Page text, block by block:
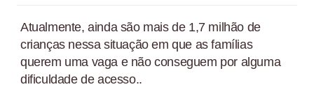
Atualmente, ainda são mais de 1,7 milhão de
crianças nessa situação em que as famílias
querem uma vaga e não conseguem por alguma
dificuldade de acesso..